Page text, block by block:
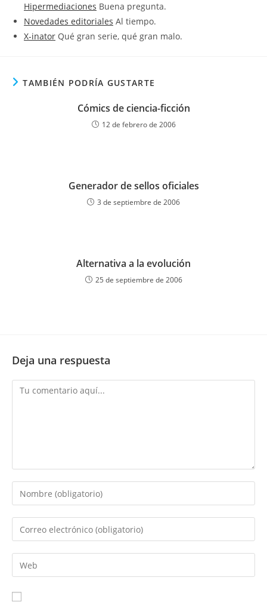
Hipermediaciones Buena pregunta.
Novedades editoriales Al tiempo.
X-inator Qué gran serie, qué gran malo.
TAMBIÉN PODRÍA GUSTARTE
Cómics de ciencia-ficción
12 de febrero de 2006
Generador de sellos oficiales
3 de septiembre de 2006
Alternativa a la evolución
25 de septiembre de 2006
Deja una respuesta
Comentario
Introduce
tu
nombre
de
usuario
para
Introduce
tu
dirección
de
electrónico
Introduce
la
URL